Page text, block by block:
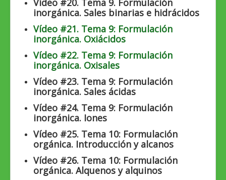
Vídeo #20. Tema 9. Formulación
inorgánica. Sales binarias e hidrácidos
Vídeo #21. Tema 9: Formulación
inorgánica. Oxiácidos
Vídeo #22. Tema 9: Formulación
inorgánica. Oxisales
Vídeo #23. Tema 9: Formulación
inorgánica. Sales ácidas
Vídeo #24. Tema 9: Formulación
inorgánica. Iones
Vídeo #25. Tema 10: Formulación
orgánica. Introducción y alcanos
Vídeo #26. Tema 10: Formulación
orgánica. Alquenos y alquinos